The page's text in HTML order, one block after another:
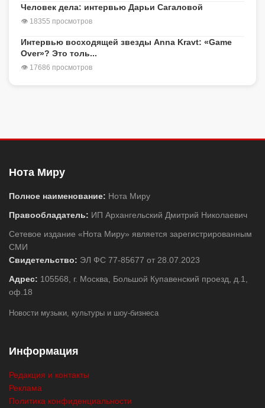
Человек дела: интервью Дарьи Сагаловой
👁 18355 просмотров
Интервью восходящей звезды Anna Kravt: «Game
Over»? Это толь...
👁 17686 просмотров
Нота Миру
Полное наименование: Нота Миру
Правообладатель: ИП Архангельский Дмитрий Николаевич
Сетевое издание «Нота Миру» является зарегистрированным
СМИ
Свидетельство: ЭЛ ФС 77-85677 от 28.07.2023
Адрес: 105568, г. Москва, Большой Купавенский проезд, д.1,
оф.18
Новости музыки, культуры и шоу-бизнеса
Информация
Редакция и контакты
Реклама
Политика конфиденциальности